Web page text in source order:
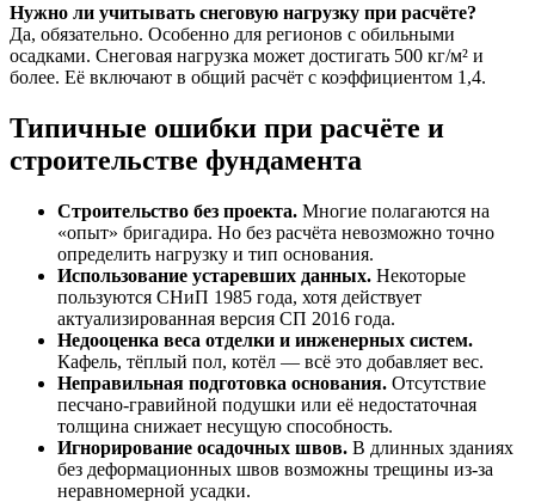
Нужно ли учитывать снеговую нагрузку при расчёте?
Да, обязательно. Особенно для регионов с обильными
осадками. Снеговая нагрузка может достигать 500 кг/м² и
более. Её включают в общий расчёт с коэффициентом 1,4.
Типичные ошибки при расчёте и
строительстве фундамента
Строительство без проекта. Многие полагаются на
«опыт» бригадира. Но без расчёта невозможно точно
определить нагрузку и тип основания.
Использование устаревших данных. Некоторые
пользуются СНиП 1985 года, хотя действует
актуализированная версия СП 2016 года.
Недооценка веса отделки и инженерных систем.
Кафель, тёплый пол, котёл — всё это добавляет вес.
Неправильная подготовка основания. Отсутствие
песчано-гравийной подушки или её недостаточная
толщина снижает несущую способность.
Игнорирование осадочных швов. В длинных зданиях
без деформационных швов возможны трещины из-за
неравномерной усадки.